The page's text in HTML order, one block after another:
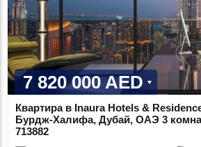
7 820 000 AED
Квартира в Inaura Hotels &
Бурдж-Халифа, Дубай, ОАЭ 3
713882